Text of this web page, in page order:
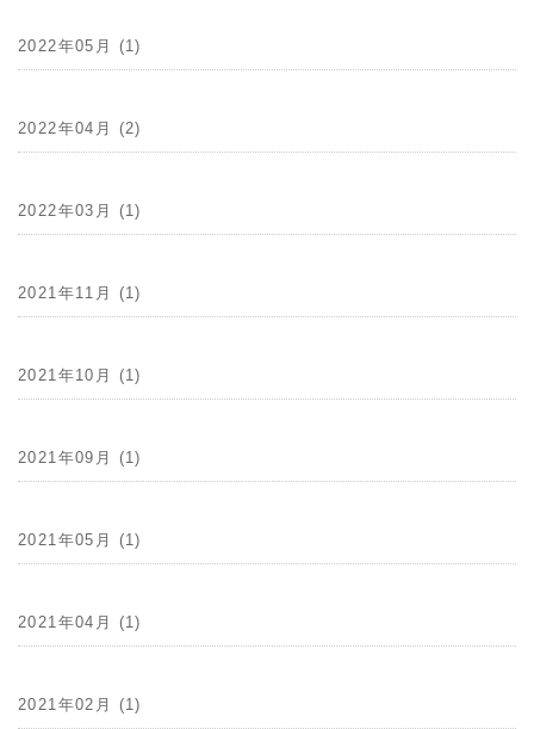
2022年05月 (1)
2022年04月 (2)
2022年03月 (1)
2021年11月 (1)
2021年10月 (1)
2021年09月 (1)
2021年05月 (1)
2021年04月 (1)
2021年02月 (1)